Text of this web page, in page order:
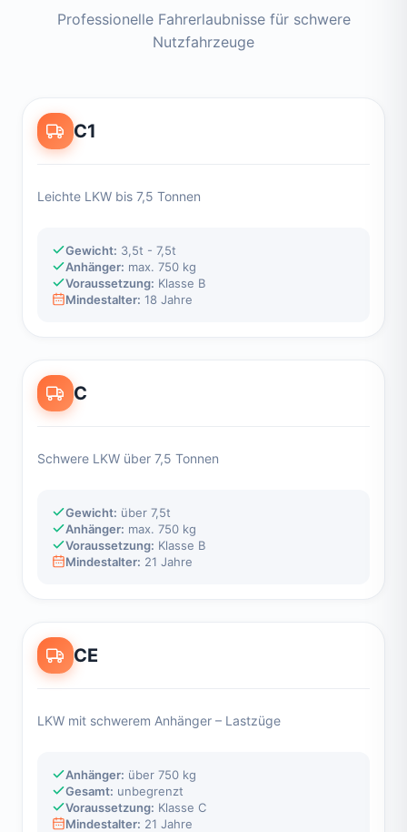
Professionelle Fahrerlaubnisse für schwere
Nutzfahrzeuge
C1
Leichte LKW bis 7,5 Tonnen
Gewicht: 3,5t - 7,5t
Anhänger: max. 750 kg
Voraussetzung: Klasse B
Mindestalter: 18 Jahre
C
Schwere LKW über 7,5 Tonnen
Gewicht: über 7,5t
Anhänger: max. 750 kg
Voraussetzung: Klasse B
Mindestalter: 21 Jahre
CE
LKW mit schwerem Anhänger – Lastzüge
Anhänger: über 750 kg
Gesamt: unbegrenzt
Voraussetzung: Klasse C
Mindestalter: 21 Jahre